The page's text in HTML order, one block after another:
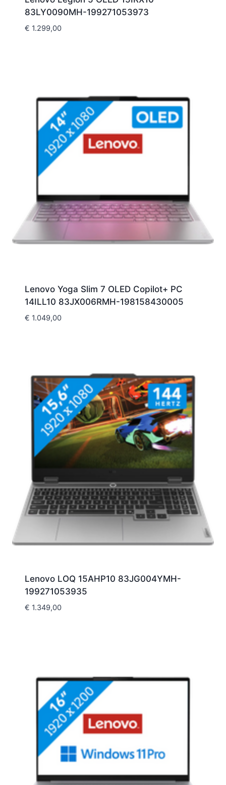
83LY0090MH-199271053973
€ 1.299,00
Lenovo Yoga Slim 7 OLED Copilot+ PC
14ILL10 83JX006RMH-198158430005
€ 1.049,00
Lenovo LOQ 15AHP10 83JG004YMH-
199271053935
€ 1.349,00